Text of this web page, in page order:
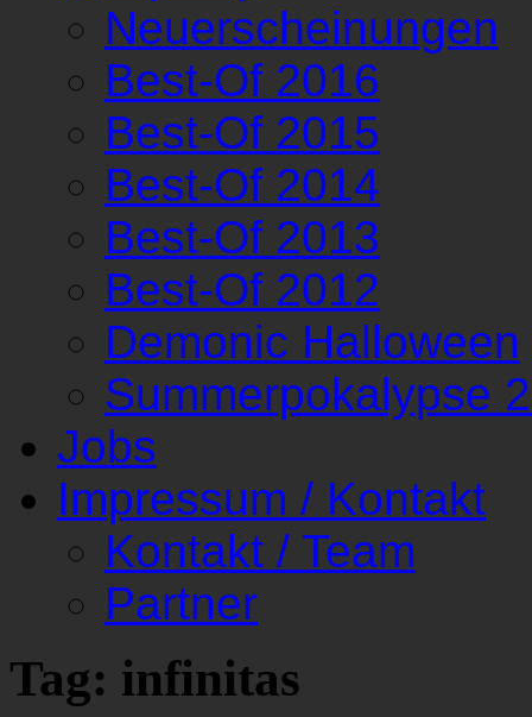
Neuerscheinungen
Best-Of 2016
Best-Of 2015
Best-Of 2014
Best-Of 2013
Best-Of 2012
Demonic Halloween
Summerpokalypse
Jobs
Impressum / Kontakt
Kontakt / Team
Partner
Tag: infinitas